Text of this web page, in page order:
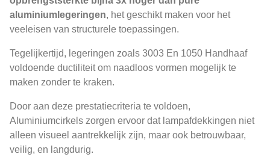
aluminiumlegeringen, het geschikt maken voor het
veeleisen van structurele toepassingen.
Tegelijkertijd, legeringen zoals 3003 En 1050 Handhaaf
voldoende ductiliteit om naadloos vormen mogelijk te
maken zonder te kraken.
Door aan deze prestatiecriteria te voldoen,
Aluminiumcirkels zorgen ervoor dat lampafdekkingen niet
alleen visueel aantrekkelijk zijn, maar ook betrouwbaar,
veilig, en langdurig.